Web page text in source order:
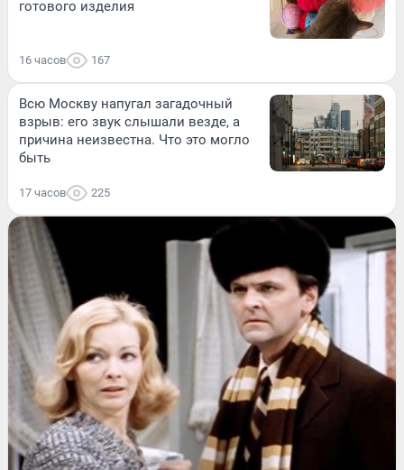
готового изделия
16 часов 167
Всю Москву напугал загадочный
взрыв: его звук слышали везде, а
причина неизвестна. Что это могло
быть
17 часов 225